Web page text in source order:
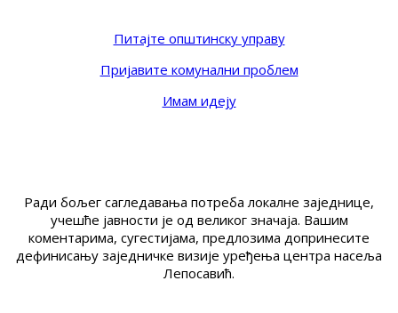
Питајте општинску управу
Пријавите комунални проблем
Имам идеју
Ради бољег сагледавања потреба локалне заједнице,
учешће јавности је од великог значаја. Вашим
коментарима, сугестијама, предлозима допринесите
дефинисању заједничке визије уређења центра насеља
Лепосавић.